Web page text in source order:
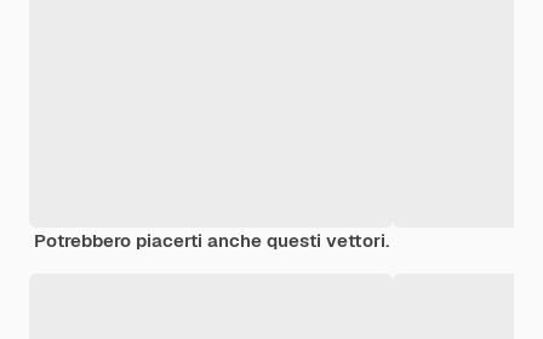
Potrebbero piacerti anche questi vettori.